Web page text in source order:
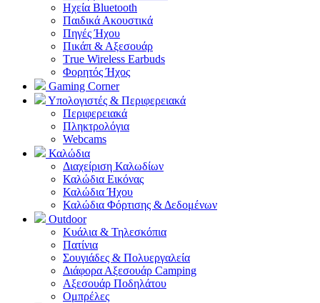
Ηχεία Bluetooth
Παιδικά Ακουστικά
Πηγές Ήχου
Πικάπ & Αξεσουάρ
Τrue Wireless Earbuds
Φορητός Ήχος
Gaming Corner
Υπολογιστές & Περιφερειακά
Περιφερειακά
Πληκτρολόγια
Webcams
Καλώδια
Διαχείριση Καλωδίων
Καλώδια Εικόνας
Καλώδια Ήχου
Καλώδια Φόρτισης & Δεδομένων
Outdoor
Κυάλια & Τηλεσκόπια
Πατίνια
Σουγιάδες & Πολυεργαλεία
Διάφορα Αξεσουάρ Camping
Αξεσουάρ Ποδηλάτου
Ομπρέλες